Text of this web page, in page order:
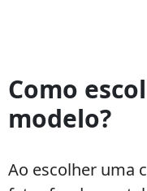
Como
modelo?
Ao escolher uma